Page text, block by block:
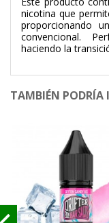
nicotina que
proporcionando
convencional.
haciendo la
TAMBIÉN PODRÍA